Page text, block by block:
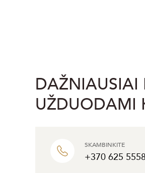
DAŽNIAUSIAI
UŽDUODAMI
SKAMBINKITE
+370 625